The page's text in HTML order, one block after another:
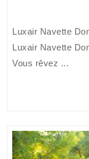
Luxair Navette
Luxair Navette
Vous rêvez ...